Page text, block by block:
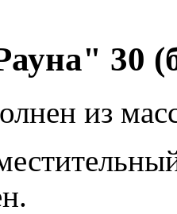
30
из